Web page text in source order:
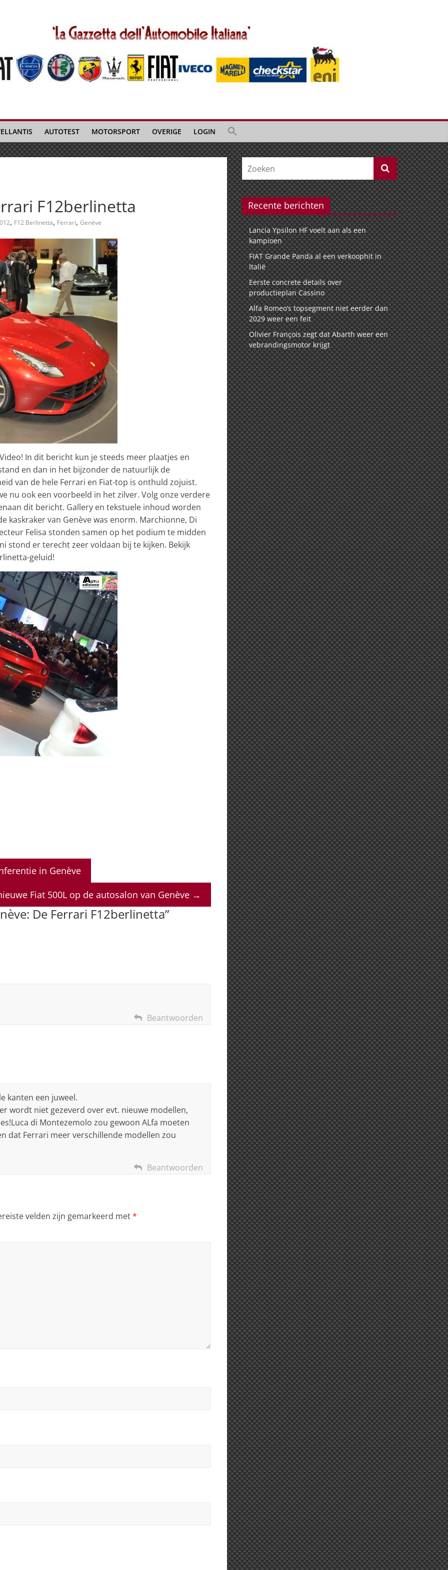
AUTOTEST MOTORSPORT OVERIGE LOGIN
F12berlinetta
, F12 Berlinetta, Ferrari, Genève
In dit bericht kun je steeds meer plaatjes en
en dan in het bijzonder de natuurlijk de
van de hele Ferrari en Fiat-top is onthuld zojuist.
nu ook een voorbeeld in het zilver. Volg onze verdere
dit bericht. Gallery en tekstuele inhoud worden
kaskraker van Genève was enorm. Marchionne, Di
Felisa stonden samen op het podium te midden
stond er terecht zeer voldaan bij te kijken. Bekijk
geluid!
in Genève
Fiat 500L op de autosalon van Genève →
De Ferrari F12berlinetta”
Beantwoorden
kanten een juweel.
wordt niet gezeverd over evt. nieuwe modellen,
di Montezemolo zou gewoon ALfa moeten
dat Ferrari meer verschillende modellen zou
Beantwoorden
velden zijn gemarkeerd met*
Recente berichten
Lancia Ypsilon HF voelt aan als een
kampioen
FIAT Grande Panda al een verkoophit in
Italië
Eerste concrete details over
productieplan Cassino
Alfa Romeo’s topsegment niet eerder dan
2029 weer een feit
Olivier François zegt dat Abarth weer een
vebrandingsmotor krijgt